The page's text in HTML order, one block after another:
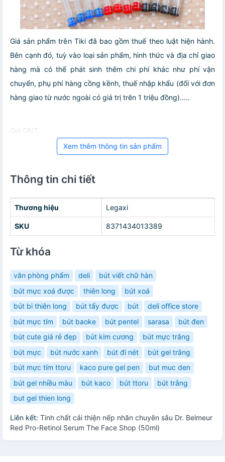
Giá sản phẩm trên Tiki đã bao gồm thuế theo luật hiện hành.
Bên cạnh đó, tuỳ vào loại sản phẩm, hình thức và địa chỉ giao
hàng mà có thể phát sinh thêm chi phí khác như phí vận
chuyển, phụ phí hàng cồng kềnh, thuế nhập khẩu (đối với đơn
hàng giao từ nước ngoài có giá trị trên 1 triệu đồng).....
Giá ONT
Xem thêm thông tin sản phẩm
Thông tin chi tiết
Thương hiệu Legaxi
SKU 8371434013389
Từ khóa
văn phòng phẩm deli
bút viết chữ hàn
bút mực xoá được
thiên long
bút xoá
bút bi thiên long
bút tẩy được bút
deli office store
bút mực tím
bút baoke bút pentel sarasa
bút đen
bút cute giá rẻ đẹp
bút kim cương
bút mực trắng
bút mực
bút nước xanh bút đi nét
bút gel trắng
bút mực tím ttoru
kaco pure gel pen
but muc den
bút gel nhiều màu
bút kaco bút ttoru
bút trắng
but gel thien long
Liên kết: Tinh chất cải thiện nếp nhăn chuyên sâu Dr. Belmeur
Red Pro-Retinol Serum The Face Shop (50ml)